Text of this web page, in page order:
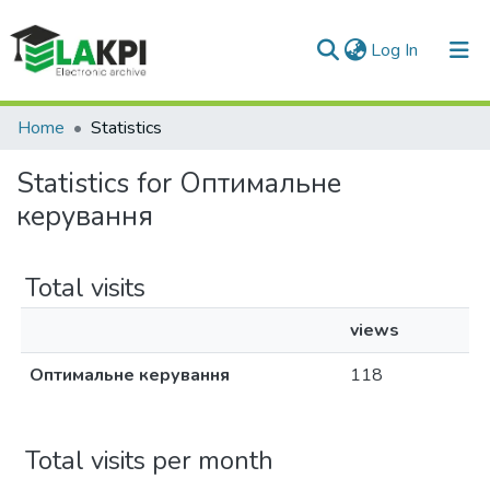
Log In (current)
Communities & Collections
All of DSpace
Home Statistics
Statistics for Оптимальне
керування
Total visits
views
Оптимальне керування
118
Total visits per month